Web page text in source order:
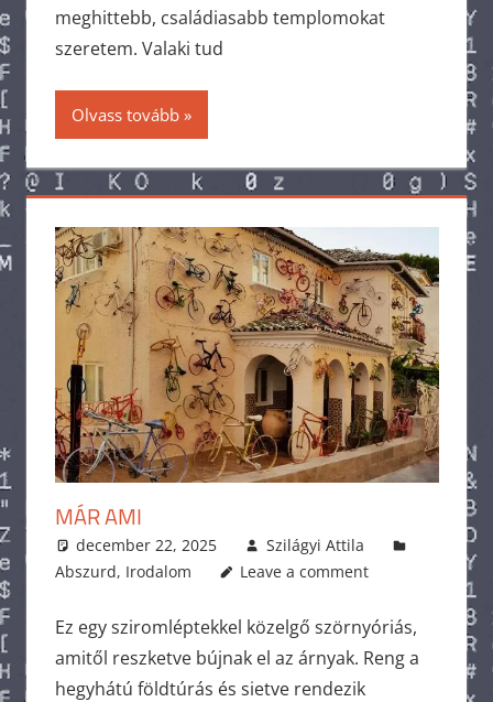
meghittebb, családiasabb templomokat
szeretem. Valaki tud
Olvass tovább
MÁR AMI
december 22, 2025
Szilágyi Attila
Abszurd, Irodalom Leave a comment
Ez egy sziromléptekkel közelgő szörnyóriás,
amitől reszketve bújnak el az árnyak. Reng a
hegyhátú földtúrás és sietve rendezik